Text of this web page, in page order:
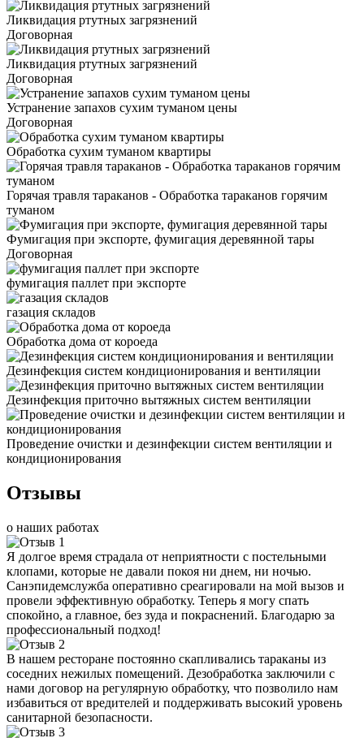
Ликвидация ртутных загрязнений
Договорная
Ликвидация ртутных загрязнений
Договорная
Устранение запахов сухим туманом цены
Договорная
Обработка сухим туманом квартиры
Горячая травля тараканов - Обработка тараканов горячим
туманом
Фумигация при экспорте, фумигация деревянной тары
Договорная
фумигация паллет при экспорте
газация складов
Обработка дома от короеда
Дезинфекция систем кондиционирования и вентиляции
Дезинфекция приточно вытяжных систем вентиляции
Проведение очистки и дезинфекции систем вентиляции и
кондиционирования
Отзывы
о наших работах
Я долгое время страдала от неприятности с постельными
клопами, которые не давали покоя ни днем, ни ночью.
Санэпидемслужба оперативно среагировали на мой вызов и
провели эффективную обработку. Теперь я могу спать
спокойно, а главное, без зуда и покраснений. Благодарю за
профессиональный подход!
В нашем ресторане постоянно скапливались тараканы из
соседних нежилых помещений. Дезобработка заключили с
нами договор на регулярную обработку, что позволило нам
избавиться от вредителей и поддерживать высокий уровень
санитарной безопасности.